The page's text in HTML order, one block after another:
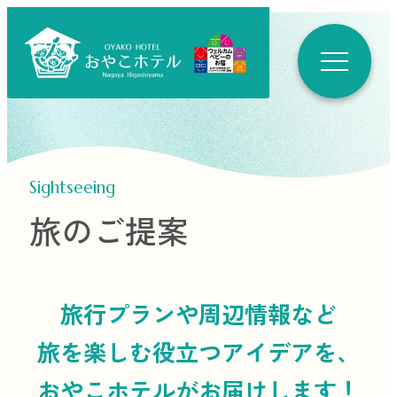
Sightseeing
旅のご提案
旅行プランや周辺情報など
旅を楽しむ役立つアイデアを、
おやこホテルがお届けします！